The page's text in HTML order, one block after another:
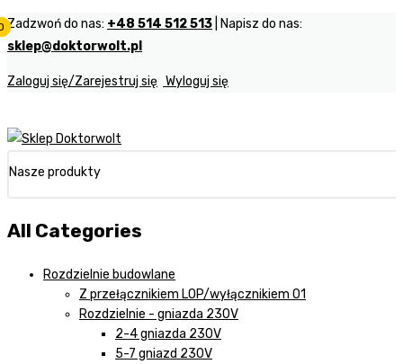
Zadzwoń do nas: +48 514 512 513 | Napisz do nas:
sklep@doktorwolt.pl
Zaloguj się/Zarejestruj się Wyloguj się
Nasze produkty
All Categories
Rozdzielnie budowlane
Z przełącznikiem LOP/wyłącznikiem 01
Rozdzielnie - gniazda 230V
2-4 gniazda 230V
5-7 gniazd 230V